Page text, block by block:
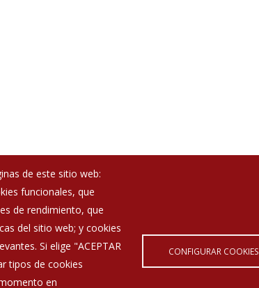
de este sitio web:
funcionales, que
de rendimiento, que
del sitio web; y cookies
Si elige "ACEPTAR
tipos de cookies
en
CONFIGURAR COOKIES
Corporación Municipal
Teléfonos de interés